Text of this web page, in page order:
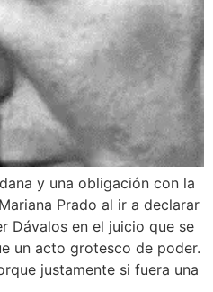
y una obligación con la
Prado al ir a declarar
Dávalos en el juicio que se
un acto grotesco de poder.
justamente si fuera una